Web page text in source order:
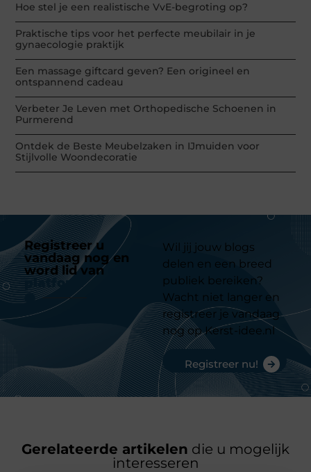
Hoe stel je een realistische VvE-begroting op?
Praktische tips voor het perfecte meubilair in je
gynaecologie praktijk
Een massage giftcard geven? Een origineel en
ontspannend cadeau
Verbeter Je Leven met Orthopedische Schoenen in
Purmerend
Ontdek de Beste Meubelzaken in IJmuiden voor
Stijlvolle Woondecoratie
Registreer u
vandaag nog en
word lid van
platform
Wil jij jouw blogs
delen en een breed
publiek bereiken?
Wacht niet langer en
registreer je vandaag
nog op Kerst-idee.nl
Registreer nu!
Gerelateerde artikelen die u mogelijk
interesseren